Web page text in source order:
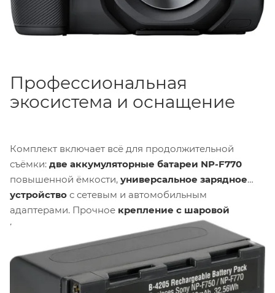
Профессиональная
экосистема и оснащение
Комплект включает всё для продолжительной
съёмки: две аккумуляторные батареи NP-F770
повышенной ёмкости, универсальное зарядное
устройство с сетевым и автомобильным
адаптерами. Прочное крепление с шаровой
головкой
солнцезащитный козырёк
обеспечивают удобный монтаж монитора и работу
при ярком свете. Надёжный
высокоскоростной
HDMI-кабель
и дополнительные адаптеры
холодный башмак, универсальное крепление